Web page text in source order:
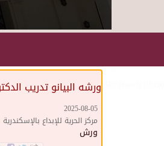
ورشه البيانو تدريب
2025-08-05
مركز الحرية للإبداع بالإسكندرية
ورش